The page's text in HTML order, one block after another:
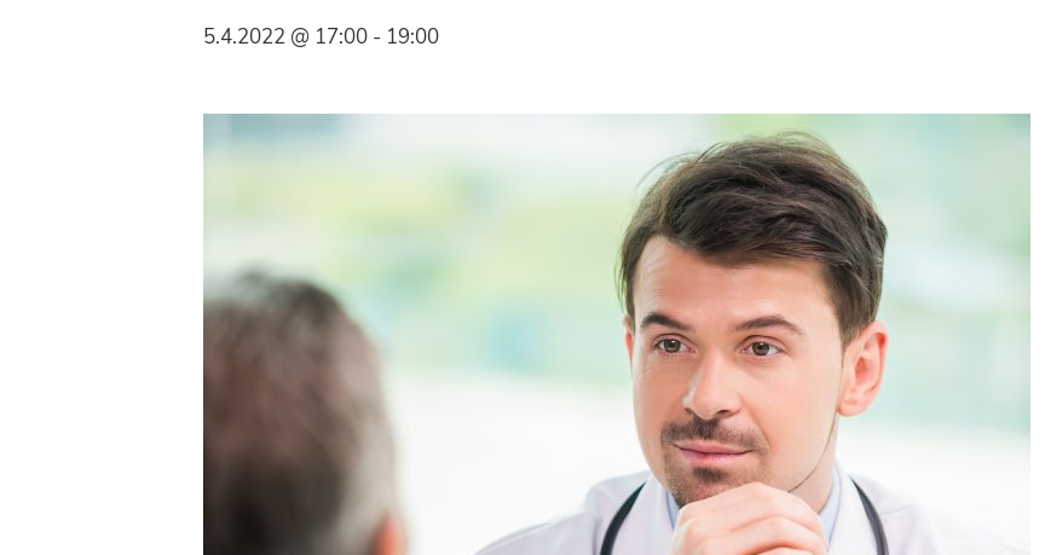
5.4.2022 @ 17:00 - 19:00